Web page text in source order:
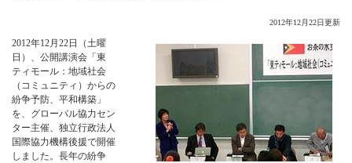
2012年12月22日更新
2012年12月22日（土曜
日）、公開講演会「東
ティモール：地域社会
（コミュニティ）からの
紛争予防、平和構築」
を、グローバル協力セン
ター主催、独立行政法人
国際協力機構後援で開催
しました。長年の紛争